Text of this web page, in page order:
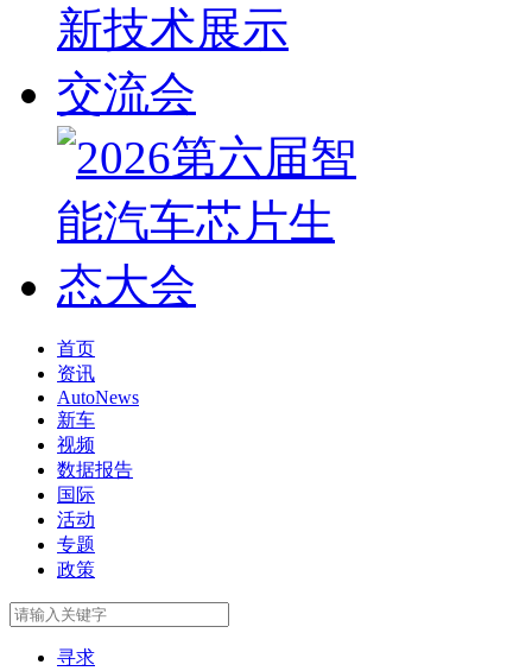
首页
资讯
AutoNews
新车
视频
数据报告
国际
活动
专题
政策
寻求